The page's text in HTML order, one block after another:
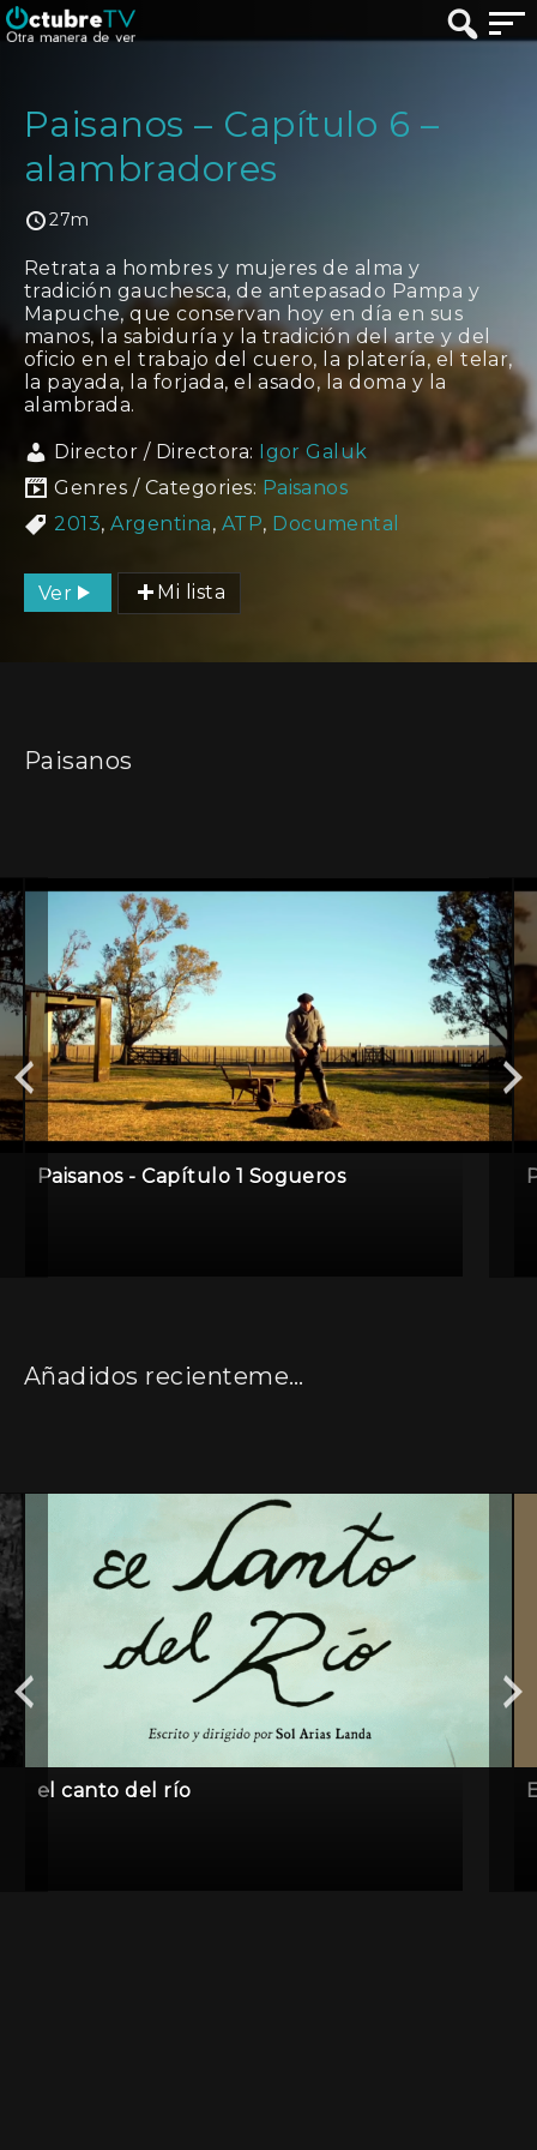
Paisanos – Capítulo 6 –
alambradores
27m
Retrata a hombres y mujeres de alma y
tradición gauchesca, de antepasado Pampa y
Mapuche, que conservan hoy en día en sus
manos, la sabiduría y la tradición del arte y del
oficio en el trabajo del cuero, la platería, el telar,
la payada, la forjada, el asado, la doma y la
alambrada.
Director / Directora:
Igor Galuk
Genres / Categories: Paisanos
2013,Argentina, ATP, Documental
Ver Mi lista
Paisanos
Paisanos - Capítulo 1 Sogueros
Añadidos recientemente
el canto del río